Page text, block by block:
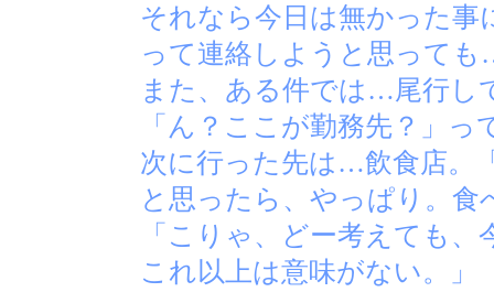
それなら今日は無かった
って連絡しようと思って
また、ある件では…尾行し
「ん？ここが勤務先？」
次に行った先は…飲食店。
と思ったら、やっぱり。食
「こりゃ、どー考えても
これ以上は意味がない。」